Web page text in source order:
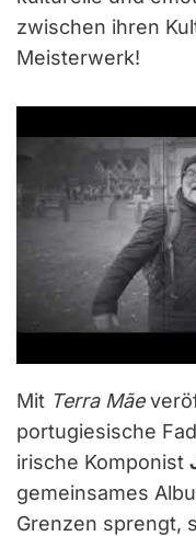
zwischen ihren
Meisterwerk!
Mit Terra Mãe
portugiesische
irische Komponist
gemeinsames
Grenzen sprengt,